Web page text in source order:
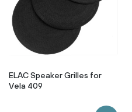
ELAC Speaker Grilles for
Vela 409